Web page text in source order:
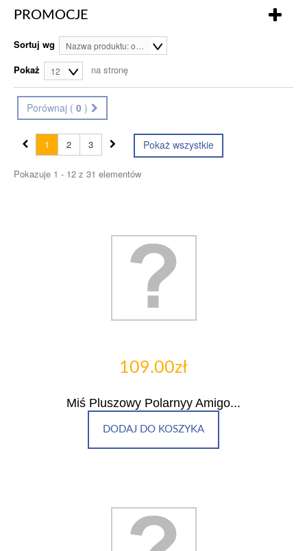
PROMOCJE
Sortuj wg
Pokaż 12 na stronę
Porównaj ( 0 )
Pokaż wszystkie
1 2 3
Pokazuje 1 - 12 z 31 elementów
109.00zł
Miś Pluszowy Polarnyy Amigo...
DODAJ DO KOSZYKA